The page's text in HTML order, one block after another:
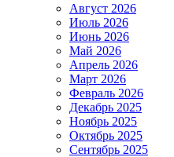
Август 2026
Июль 2026
Июнь 2026
Май 2026
Апрель 2026
Март 2026
Февраль 2026
Декабрь 2025
Ноябрь 2025
Октябрь 2025
Сентябрь 2025